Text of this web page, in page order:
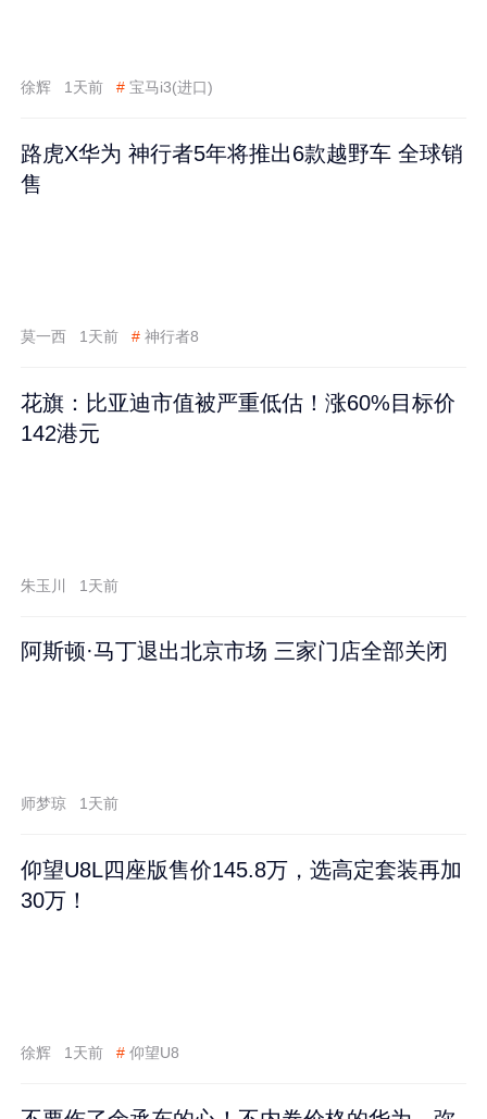
徐辉 1天前 # 宝马i3(进口)
路虎X华为 神行者5年将推出6款越野车 全球销
售
莫一西 1天前 # 神行者8
花旗：比亚迪市值被严重低估！涨60%目标价
142港元
朱玉川 1天前
阿斯顿·马丁退出北京市场 三家门店全部关闭
师梦琼 1天前
仰望U8L四座版售价145.8万，选高定套装再加
30万！
徐辉 1天前 # 仰望U8